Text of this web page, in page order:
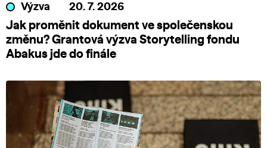
Výzva 20. 7. 2026
Jak proměnit dokument ve společenskou
změnu? Grantová výzva Storytelling fondu
Abakus jde do finále